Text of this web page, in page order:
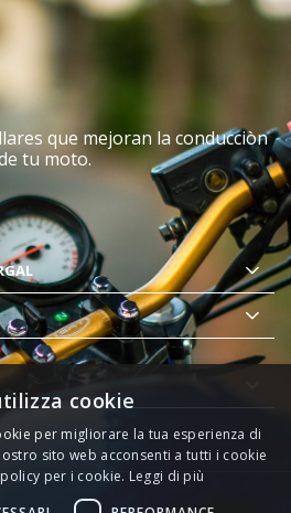
que mejoran la conducciòn
tu moto.
cookie
per migliorare la tua esperienza di
sito web acconsenti a tutti i cookie
per i cookie. Leggi di più